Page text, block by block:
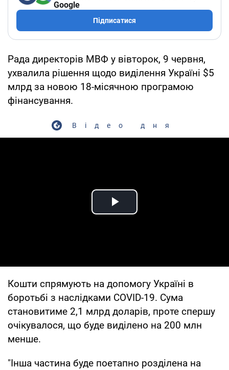
Google
Підписатися
Рада директорів МВФ у вівторок, 9 червня,
ухвалила рішення щодо виділення Україні $5
млрд за новою 18-місячною програмою
фінансування.
Відео дня
Play Video
Кошти спрямують на допомогу Україні в
боротьбі з наслідками COVID-19. Сума
становитиме 2,1 млрд доларів, проте спершу
очікувалося, що буде виділено на 200 млн
менше.
"Інша частина буде поетапно розділена на